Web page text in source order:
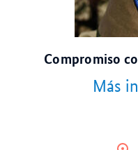
Compromiso
Más